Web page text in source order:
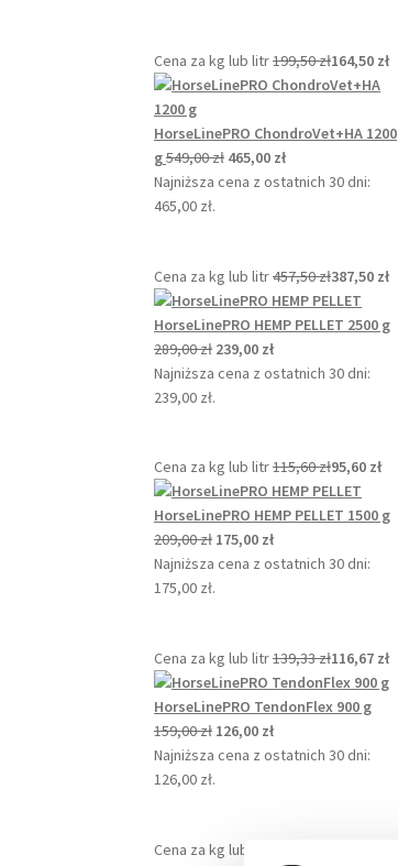
Cena za kg lub litr199,50zł164,50 zł
HorseLinePRO ChondroVet+HA 1200
g549,00zł Pierwotna
cena
465,00 złAktualna
cena
Najniższa cena z ostatnich 30 dni:
465,00 zł.
Cena za kg lub litr457,50zł387,50 zł
HorseLinePRO HEMP PELLET 2500 g
289,00zł Pierwotna
cena
239,00 złAktualna
cena
Najniższa cena z ostatnich 30 dni:
239,00 zł.
Cena za kg lub litr115,60zł95,60 zł
HorseLinePRO HEMP PELLET 1500 g
209,00zł Pierwotna
cena
175,00 złAktualna
cena
Najniższa cena z ostatnich 30 dni:
175,00 zł.
Cena za kg lub litr139,33zł116,67 zł
HorseLinePRO TendonFlex 900 g
159,00zł Pierwotna
cena
126,00 złAktualna
cena
Najniższa cena z ostatnich 30 dni:
126,00 zł.
Cena za kg lub litr